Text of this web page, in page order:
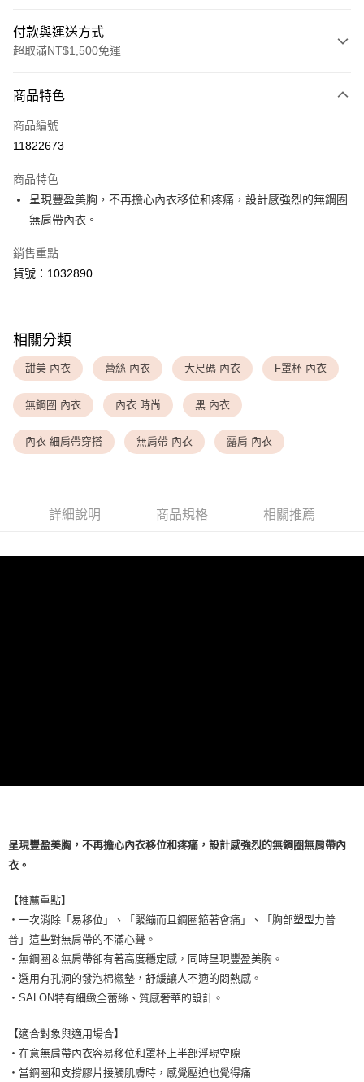
付款與運送方式
超取滿NT$1,500免運
信用卡一次付款
超商取貨付款
Apple Pay
全家取貨付款
每筆NT$80，滿NT$1,500(含以上)免運費
<無合作配送請勿選取>萊爾富取貨付款
<無合作配送請勿選取>付款後萊爾富取貨
每筆NT$9,999
付款後7-11取貨
商品特色
商品編號
11822673
商品特色
呈現豐盈美胸，不再擔心內衣移位和疼痛，設計感強烈的無鋼圈
無肩帶內衣。
銷售重點
貨號：1032890
相關分類
甜美 內衣 蕾絲 內衣 大尺碼 內衣 F罩杯 內衣
無鋼圈 內衣 內衣 時尚 黑 內衣
內衣 細肩帶穿搭 無肩帶 內衣 露肩 內衣
詳細說明 商品規格 相關推薦
呈現豐盈美胸，不再擔心內衣移位和疼痛，設計感強烈的無鋼圈無肩帶內
衣。
【推薦重點】
・一次消除「易移位」、「緊繃而且鋼圈箍著會痛」、「胸部塑型力普
普」這些對無肩帶的不滿心聲。
・無鋼圈＆無肩帶卻有著高度穩定感，同時呈現豐盈美胸。
・選用有孔洞的發泡棉襯墊，舒緩讓人不適的悶熱感。
・SALON特有細緻全蕾絲、質感奢華的設計。
【適合對象與適用場合】
・在意無肩帶內衣容易移位和罩杯上半部浮現空隙
・當鋼圈和支撐膠片接觸肌膚時，感覺壓迫也覺得痛